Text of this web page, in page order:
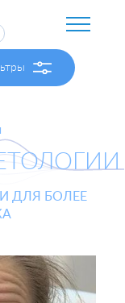
ДЛЯ БОЛЕЕ